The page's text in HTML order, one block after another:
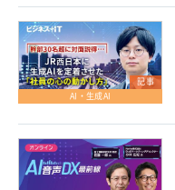
記事
AI・生成AI